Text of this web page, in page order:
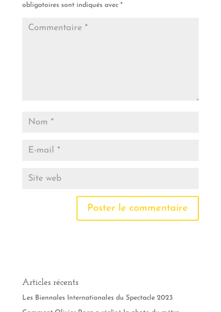
obligatoires sont indiqués avec *
Articles récents
Les Biennales Internationales du Spectacle 2023